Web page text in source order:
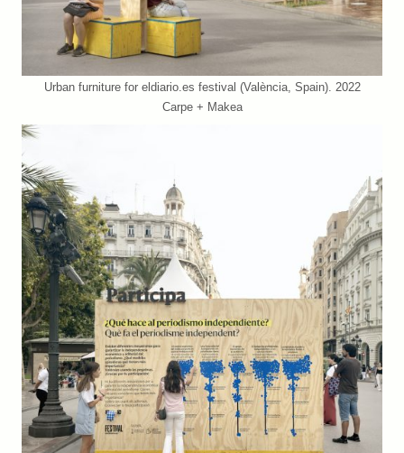
Urban furniture for eldiario.es festival (València, Spain). 2022
Carpe + Makea